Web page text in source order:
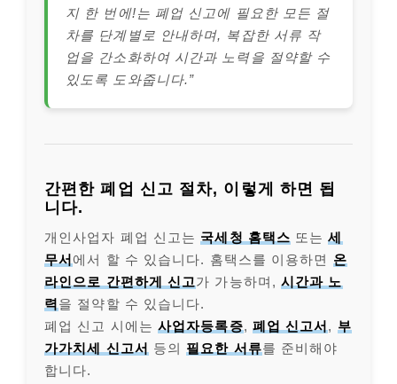
지 한 번에!는 폐업 신고에 필요한 모든 절
차를 단계별로 안내하며, 복잡한 서류 작
업을 간소화하여 시간과 노력을 절약할 수
있도록 도와줍니다.”
간편한 폐업 신고 절차, 이렇게 하면 됩
니다.
개인사업자 폐업 신고는 국세청 홈택스 또는세
무서 에서 할 수 있습니다. 홈택스를 이용하면 온
라인으로 간편하게 신고가 가능하며,시간과 노
력 을 절약할 수 있습니다.
폐업 신고 시에는 사업자등록증, 폐업 신고서 , 부
가가치세 신고서 등의 필요한 서류를 준비해야
합니다.